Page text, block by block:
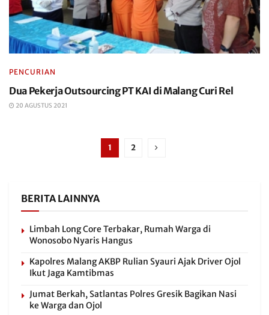
PENCURIAN
Dua Pekerja Outsourcing PT KAI di Malang Curi Rel
20 AGUSTUS 2021
1 2
BERITA LAINNYA
Limbah Long Core Terbakar, Rumah Warga di
Wonosobo Nyaris Hangus
Kapolres Malang AKBP Rulian Syauri Ajak Driver Ojol
Ikut Jaga Kamtibmas
Jumat Berkah, Satlantas Polres Gresik Bagikan Nasi
ke Warga dan Ojol